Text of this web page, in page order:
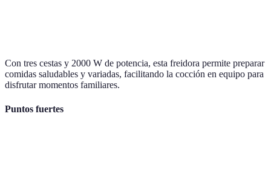
Con tres cestas y 2000 W de potencia, esta freidora permite preparar
comidas saludables y variadas, facilitando la cocción en equipo para
disfrutar momentos familiares.
Puntos fuertes